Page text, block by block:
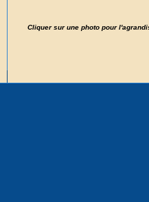
Cliquer sur une photo pour